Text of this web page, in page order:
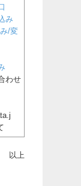
み
/変
わせ
以上